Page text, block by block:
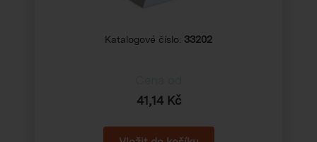
Katalogové číslo: 33202
41,14 Kč